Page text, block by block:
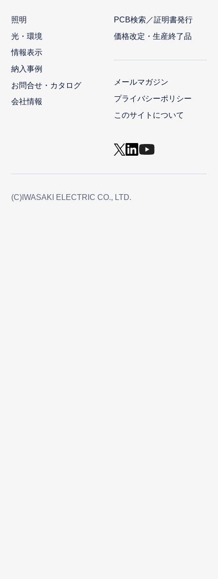
照明
光・環境
情報表示
納入事例
お問合せ・カタログ
会社情報
PCB検索／証明書発行
価格改定・生産終了品
メールマガジン
プライバシーポリシー
このサイトについて
(C)IWASAKI ELECTRIC CO., LTD.